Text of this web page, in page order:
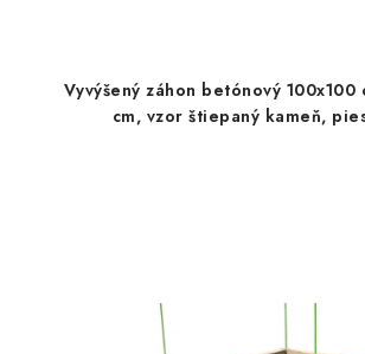
Vyvýšený záhon betónový 100x100
cm, vzor štiepaný kameň,